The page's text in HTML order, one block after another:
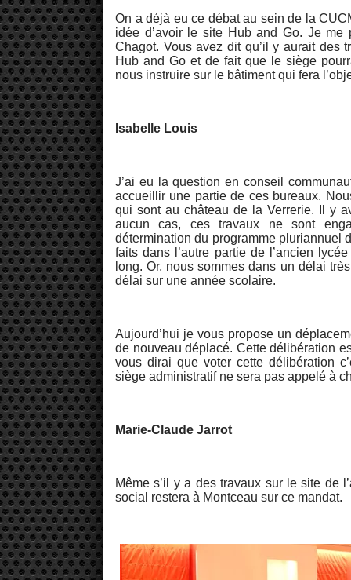
On a déjà eu ce débat au sein de la
idée d’avoir le site Hub and Go. Je
Chagot. Vous avez dit qu’il y aurait des
Hub and Go et de fait que le siège
nous instruire sur le bâtiment qui fera
Isabelle Louis
J’ai eu la question en conseil
accueillir une partie de ces bureaux.
qui sont au château de la Verrerie. Il y
aucun cas, ces travaux ne sont
détermination du programme pluriannuel
faits dans l’autre partie de l’ancien
long. Or, nous sommes dans un délai
délai sur une année scolaire.
Aujourd’hui je vous propose un
de nouveau déplacé. Cette délibération
vous dirai que voter cette délibération
siège administratif ne sera pas appelé à
Marie-Claude Jarrot
Même s’il y a des travaux sur le site de
social restera à Montceau sur ce mandat.